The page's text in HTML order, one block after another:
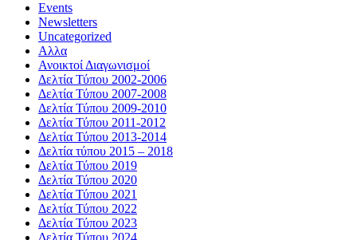
Events
Newsletters
Uncategorized
Αλλα
Ανοικτοί Διαγωνισμoί
Δελτία Τύπου 2002-2006
Δελτία Τύπου 2007-2008
Δελτία Τύπου 2009-2010
Δελτία Τύπου 2011-2012
Δελτία Τύπου 2013-2014
Δελτία τύπου 2015 – 2018
Δελτία Τύπου 2019
Δελτία Τύπου 2020
Δελτία Τύπου 2021
Δελτία Τύπου 2022
Δελτία Τύπου 2023